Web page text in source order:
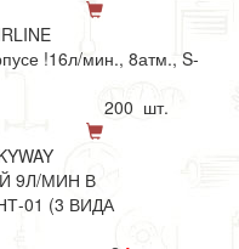
!16л/мин., 8атм., S-
200 шт.
9Л/МИН В
01 (3 ВИДА